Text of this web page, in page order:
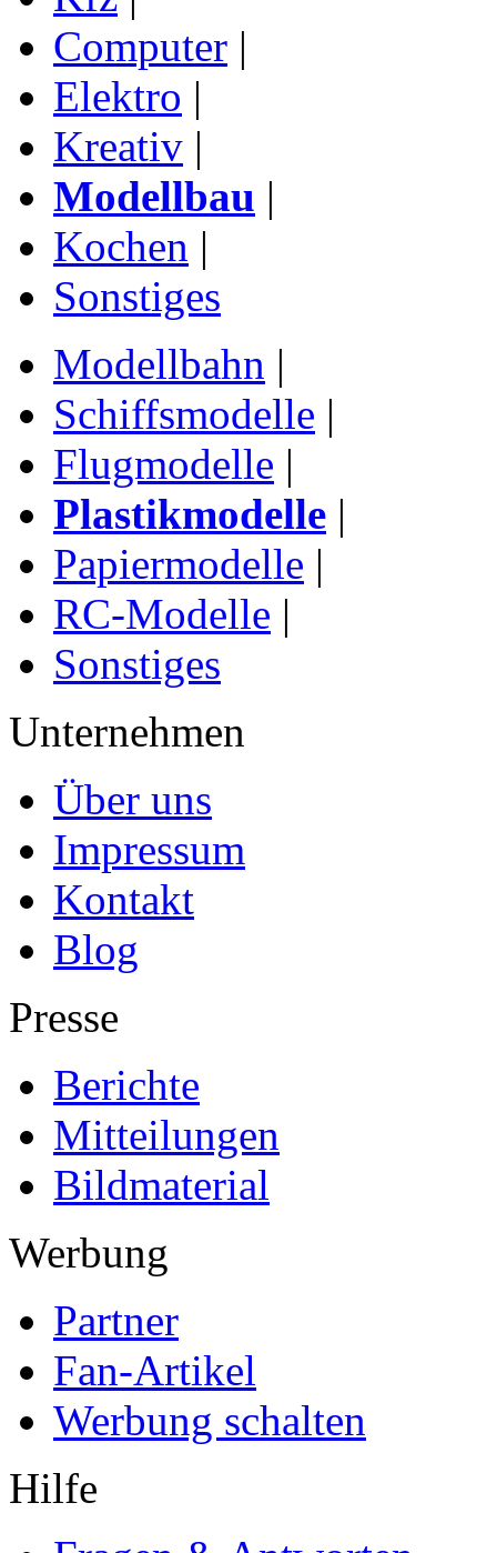
Computer |
Elektro |
Kreativ |
Modellbau |
Kochen |
Sonstiges
Modellbahn |
Schiffsmodelle |
Flugmodelle |
Plastikmodelle |
Papiermodelle |
RC-Modelle |
Sonstiges
Unternehmen
Über uns
Impressum
Kontakt
Blog
Presse
Berichte
Mitteilungen
Bildmaterial
Werbung
Partner
Fan-Artikel
Werbung schalten
Hilfe